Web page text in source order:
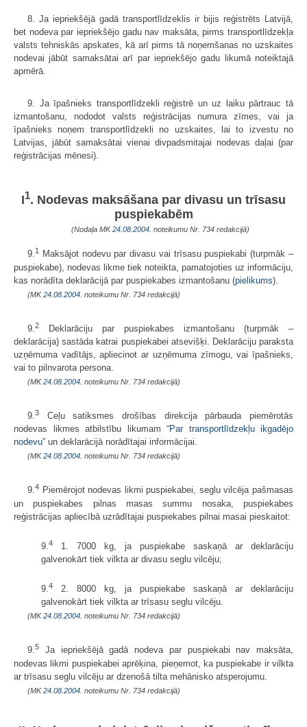
8. Ja iepriekšējā gadā transportlīdzeklis ir bijis reģistrēts Latvijā,
bet nodeva par iepriekšējo gadu nav maksāta, pirms transportlīdzekļa
valsts tehniskās apskates, kā arī pirms tā noņemšanas no uzskaites
nodevai jābūt samaksātai arī par iepriekšējo gadu likumā noteiktajā
apmērā.
9. Ja īpašnieks transportlīdzekli reģistrē un uz laiku pārtrauc tā
izmantošanu, nododot valsts reģistrācijas numura zīmes, vai ja
īpašnieks noņem transportlīdzekli no uzskaites, lai to izvestu no
Latvijas, jābūt samaksātai vienai divpadsmitajai nodevas daļai (par
reģistrācijas mēnesi).
I1. Nodevas maksāšana par divasu un trīsasu
puspiekabēm
(Nodaļa MK24.08.2004. noteikumu Nr. 734 redakcijā)
9.1
Maksājot nodevu par divasu vai trīsasu puspiekabi (turpmāk –
puspiekabe), nodevas likme tiek noteikta, pamatojoties uz informāciju,
kas norādīta deklarācijā par puspiekabes izmantošanu (pielikums).
(MK24.08.2004. noteikumu Nr. 734 redakcijā)
9. 2
Deklarāciju par puspiekabes izmantošanu (turpmāk –
deklarācija) sastāda katrai puspiekabei atsevišķi. Deklarāciju paraksta
uzņēmuma vadītājs, apliecinot ar uzņēmuma zīmogu, vai īpašnieks,
vai to pilnvarota persona.
(MK24.08.2004. noteikumu Nr. 734 redakcijā)
9.3
Ceļu satiksmes drošības direkcija pārbauda piemērotās
nodevas likmes atbilstību likumam “Par transportlīdzekļu ikgadējo
nodevu” un deklarācijā norādītajai informācijai.
(MK24.08.2004. noteikumu Nr. 734 redakcijā)
9.4 Piemērojot nodevas likmi puspiekabei, seglu vilcēja pašmasas
un puspiekabes pilnas masas summu nosaka, puspiekabes
reģistrācijas apliecībā uzrādītajai puspiekabes pilnai masai pieskaitot:
9. 4
1. 7000 kg, ja puspiekabe saskaņā ar deklarāciju
galvenokārt tiek vilkta ar divasu seglu vilcēju;
9.4
2. 8000 kg, ja puspiekabe saskaņā ar deklarāciju
galvenokārt tiek vilkta ar trīsasu seglu vilcēju.
(MK24.08.2004. noteikumu Nr. 734 redakcijā)
9.5
Ja iepriekšējā gadā nodeva par puspiekabi nav maksāta,
nodevas likmi puspiekabei aprēķina, pieņemot, ka puspiekabe ir vilkta
ar trīsasu seglu vilcēju ar dzenošā tilta mehānisko atsperojumu.
(MK24.08.2004. noteikumu Nr. 734 redakcijā)